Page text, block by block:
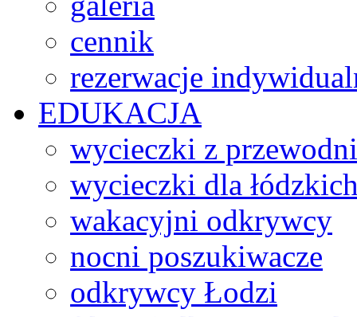
cennik
rezerwacje
EDUKACJA
wycieczki z
wycieczki dla
wakacyjni odkrywcy
nocni poszukiwacze
odkrywcy Łodzi